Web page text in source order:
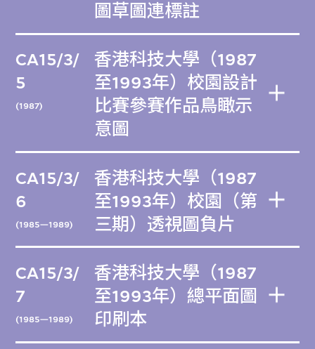
圖草圖連標註
CA15/3/
5
(1987)
香港科技大學（1987
至1993年）校園設計
比賽參賽作品鳥瞰示
意圖
CA15/3/
6
(1985—1989)
香港科技大學（1987
至1993年）校園（第
三期）透視圖負片
CA15/3/
7
(1985—1989)
香港科技大學（1987
至1993年）總平面圖
印刷本